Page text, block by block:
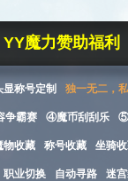
YY魔力赞助福利
显称号定制 独一无二，
争霸赛 ④魔币刮刮乐 ⑤
物收藏 称号收藏 坐骑
职业切换 自动寻路 迷